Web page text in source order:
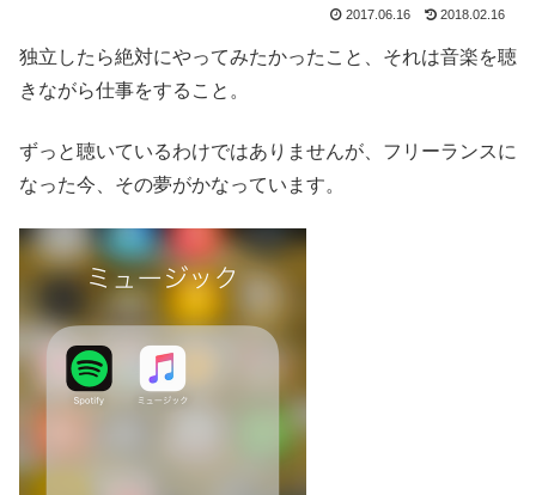
2017.06.16 2018.02.16
独立したら絶対にやってみたかったこと、それは音楽を聴
きながら仕事をすること。
ずっと聴いているわけではありませんが、フリーランスに
なった今、その夢がかなっています。